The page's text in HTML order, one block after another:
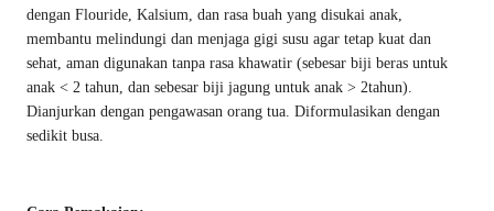
dengan Flouride, Kalsium, dan rasa buah yang disukai anak,
membantu melindungi dan menjaga gigi susu agar tetap kuat dan
sehat, aman digunakan tanpa rasa khawatir (sebesar biji beras untuk
anak < 2 tahun, dan sebesar biji jagung untuk anak > 2tahun).
Dianjurkan dengan pengawasan orang tua. Diformulasikan dengan
sedikit busa.